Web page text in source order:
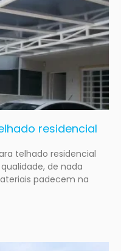
residencial
telhado residencial
de nada
padecem na